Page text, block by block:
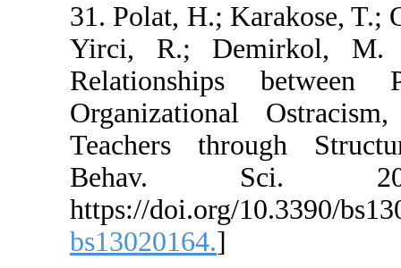
31. Polat, H.;
Yirci, R.;
Relationships
Teachers
Behav.
https://
bs13020164.